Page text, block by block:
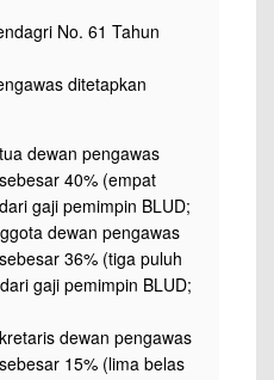
No. 61 Tahun
ditetapkan
dewan pengawas
40% (empat
gaji pemimpin BLUD;
dewan pengawas
36% (tiga puluh
gaji pemimpin BLUD;
dewan pengawas
15% (lima belas